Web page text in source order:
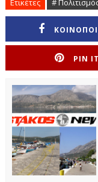
Ετικέτες #
PIN IT